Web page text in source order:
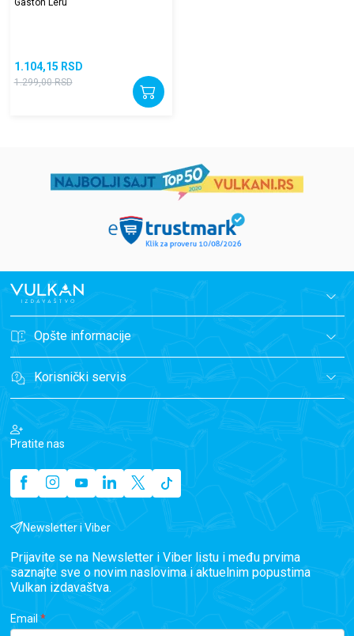
1.104,15 RSD
1.299,00 RSD
Opšte informacije
Korisnički servis
Pratite nas
Newsletter i Viber
Prijavite se na Newsletter i Viber listu i među prvima
saznajte sve o novim naslovima i aktuelnim popustima
Vulkan izdavaštva.
Email